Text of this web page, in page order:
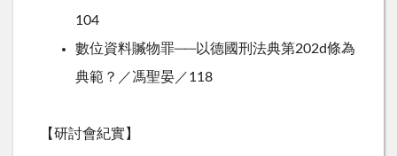
104
數位資料贓物罪──以德國刑法典第202d條為
典範？／馮聖晏／118
【研討會紀實】